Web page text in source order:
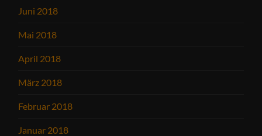
Juni 2018
Mai 2018
April 2018
März 2018
Februar 2018
Januar 2018